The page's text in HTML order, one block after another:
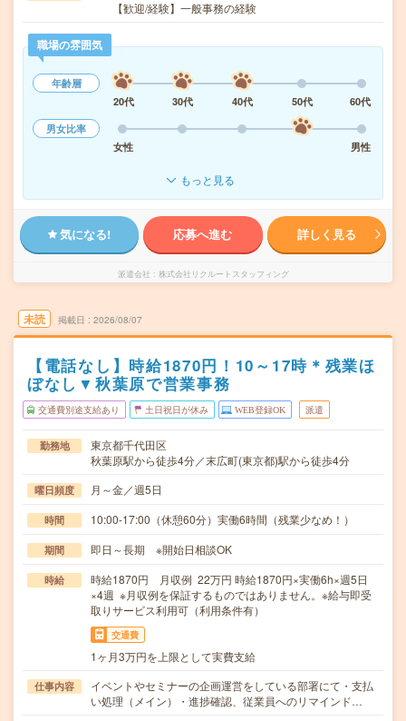
【歓迎/経験】一般事務の経験
職場の雰囲気
年齢層
20代
30代 40代 50代
60代
男女比率
女性
男性
もっと見る
気になる! 応募へ進む 詳しく見る
派遣会社 株式会社リクルートスタッフィング
未読 掲載日 2026/08/07
【電話なし】時給1870円！10～17時＊残業ほ
ぼなし▼秋葉原で営業事務
交通費別途支給あり 土日祝日が休み WEB登録OK 派遣
勤務地
東京都千代田区
秋葉原駅から徒歩4分／末広町(東京都)駅から徒歩4分
曜日頻度 月～金／週5日
時間 10:00-17:00（休憩60分）実働6時間（残業少なめ！）
期間 即日～長期 ※開始日相談OK
時給
時給1870円 月収例 22万円 時給1870円×実働6h×週5日
×4週 ※月収例を保証するものではありません。※給与即受
取りサービス利用可（利用条件有）
交通費
1ヶ月3万円を上限として実費支給
仕事内容
イベントやセミナーの企画運営をしている部署にて・支払
い処理（メイン）・進捗確認、従業員へのリマインド…